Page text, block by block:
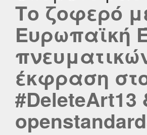
Το ζοφερό
Ευρωπαϊκή
έκφραση
#DeleteArt13